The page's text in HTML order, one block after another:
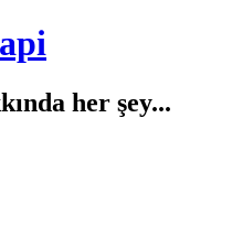
her şey...